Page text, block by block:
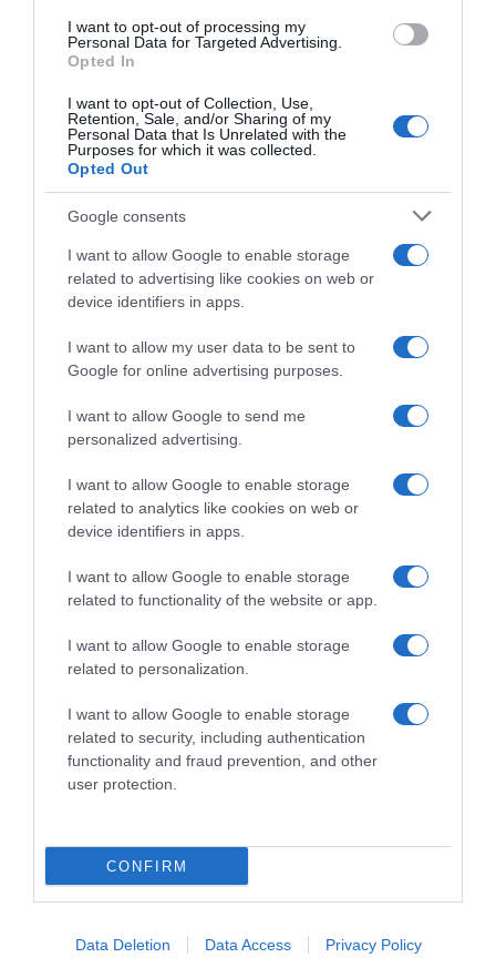
I want to opt-out of processing my
Personal Data for Targeted Advertising.
Opted In
I want to opt-out of Collection, Use,
Retention, Sale, and/or Sharing of my
Personal Data that Is Unrelated with the
Purposes for which it was collected.
Opted Out
Google consents
I want to allow Google to enable storage
related to advertising like cookies on web or
device identifiers in apps.
I want to allow my user data to be sent to
Google for online advertising purposes.
I want to allow Google to send me
personalized advertising.
I want to allow Google to enable storage
related to analytics like cookies on web or
device identifiers in apps.
I want to allow Google to enable storage
related to functionality of the website or app.
I want to allow Google to enable storage
related to personalization.
I want to allow Google to enable storage
related to security, including authentication
functionality and fraud prevention, and other
user protection.
CONFIRM
Data Deletion Data Access Privacy Policy
ΔΙΑΒΆΣΤΕ ΣΤΟ «Π»
Ο Μητσοτάκης κάνει σχέδια για την
Ελλάδα του 2030, ο Ανδρουλάκης για
ο Βελόπουλος…